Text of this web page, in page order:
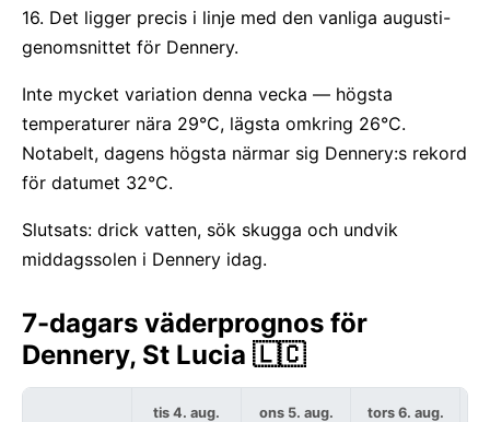
16. Det ligger precis i linje med den vanliga augusti-
genomsnittet för Dennery.
Inte mycket variation denna vecka — högsta
temperaturer nära 29°C, lägsta omkring 26°C.
Notabelt, dagens högsta närmar sig Dennery:s rekord
för datumet 32°C.
Slutsats: drick vatten, sök skugga och undvik
middagssolen i Dennery idag.
7-dagars väderprognos för
Dennery, St Lucia 🇱🇨
tis 4. aug. ons 5. aug. tors 6. aug.